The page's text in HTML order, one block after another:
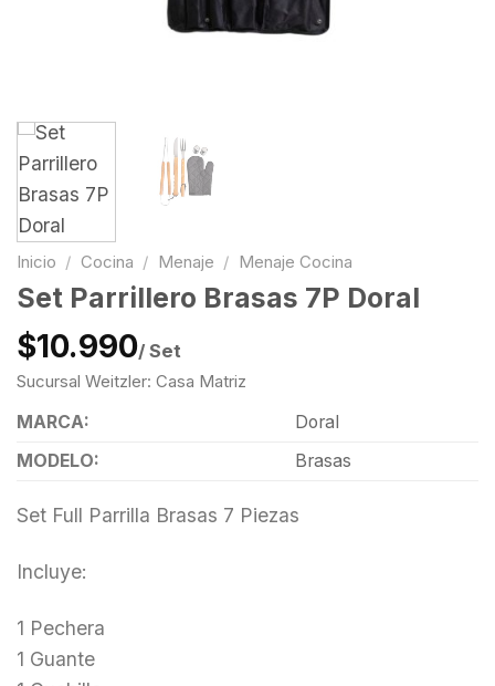
Inicio / Cocina / Menaje / Menaje Cocina
Set Parrillero Brasas 7P Doral
$10.990/ Set
Sucursal Weitzler: Casa Matriz
MARCA:
Doral
MODELO:
Brasas
Set Full Parrilla Brasas 7 Piezas
Incluye:
1 Pechera
1 Guante